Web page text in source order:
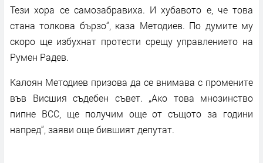
Тези хора се самозабравиха. И хубавото е, че това
стана толкова бързо“, каза Методиев. По думите му
скоро ще избухнат протести срещу управлението на
Румен Радев.
Калоян Методиев призова да се внимава с промените
във Висшия съдебен съвет. „Ако това мнозинство
пипне ВСС, ще получим още от същото за години
напред“, заяви още бившият депутат.